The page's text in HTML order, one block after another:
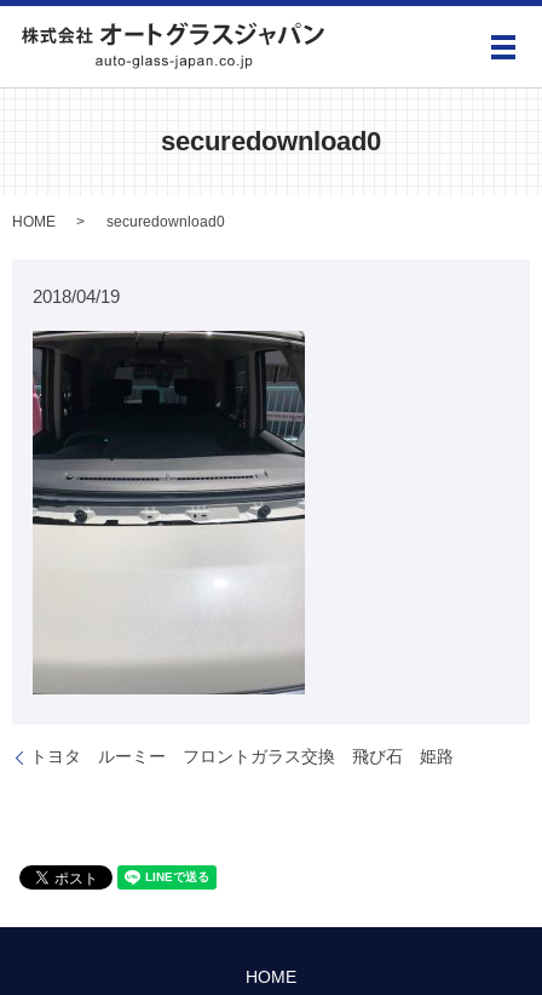
メ
securedownload0
HOME securedownload0
2018/04/19
トヨタ ルーミー フロントガラス交換 飛び石 姫路
HOME